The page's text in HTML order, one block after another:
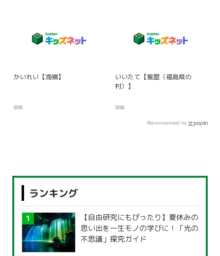
かいれい【海嶺】
辞典
いいたて【飯舘（福島県の
村）】
辞典
Recommended by
ランキング
【自由研究にもぴったり】夏休みの
思い出を一生モノの学びに！「光の
不思議」探究ガイド